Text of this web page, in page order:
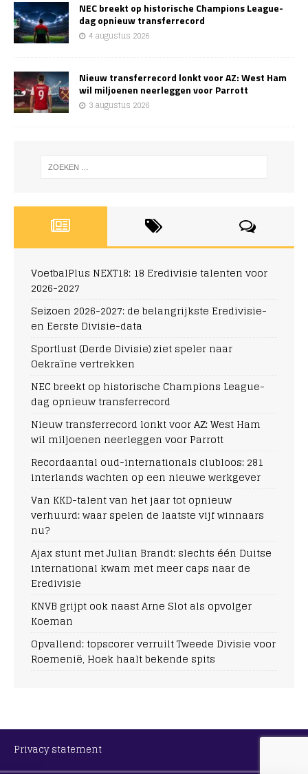
NEC breekt op historische Champions League-
dag opnieuw transferrecord
4 augustus 2026
Nieuw transferrecord lonkt voor AZ: West Ham
wil miljoenen neerleggen voor Parrott
3 augustus 2026
VoetbalPlus NEXT18: 18 Eredivisie talenten voor
2026-2027
Seizoen 2026-2027: de belangrijkste Eredivisie-
en Eerste Divisie-data
Sportlust (Derde Divisie) ziet speler naar
Oekraïne vertrekken
NEC breekt op historische Champions League-
dag opnieuw transferrecord
Nieuw transferrecord lonkt voor AZ: West Ham
wil miljoenen neerleggen voor Parrott
Recordaantal oud-internationals clubloos: 281
interlands wachten op een nieuwe werkgever
Van KKD-talent van het jaar tot opnieuw
verhuurd: waar spelen de laatste vijf winnaars
nu?
Ajax stunt met Julian Brandt: slechts één Duitse
international kwam met meer caps naar de
Eredivisie
KNVB grijpt ook naast Arne Slot als opvolger
Koeman
Opvallend: topscorer verruilt Tweede Divisie voor
Roemenië, Hoek haalt bekende spits
Privacy statement